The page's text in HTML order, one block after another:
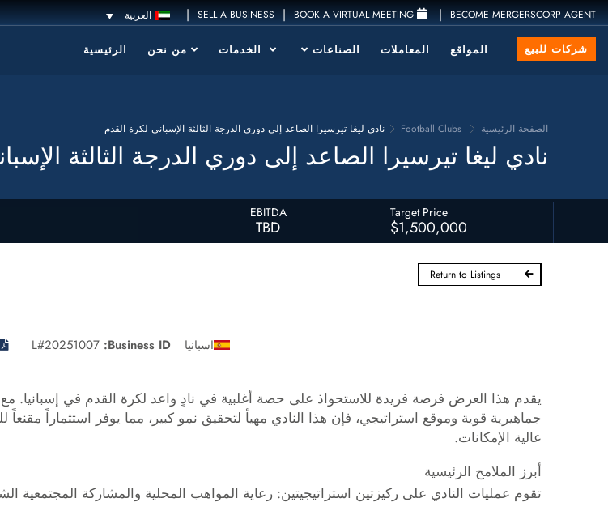
BECOME MERGERSCORP AGENT
|
BOOK A VIRTUAL MEETING
|
SELL A BUSINESS
| العربية
الرئيسية من نحن الخدمات الصناعات المعاملات المواقع شركات للبيع
الصفحة الرئيسية Football Clubs نادي ليغا تيرسيرا الصاعد إلى دوري الدرجة الثالثة الإسباني لكرة القدم
نادي ليغا تيرسيرا الصاعد إلى دوري الدرجة الثالثة
Target Price
$1,500,000
EBITDA
TBD
Return to Listings
اسبانيا Business ID:
يقدم هذا العرض فرصة فريدة للاستحواذ على حصة أغلبية في نادٍ واعد لكرة القدم في إسبانيا.
جماهيرية قوية وموقع استراتيجي، فإن هذا النادي مهيأ لتحقيق نمو كبير، مما يوفر استثماراً مقنعاً
عالية الإمكانات.
أبرز الملامح الرئيسية
تقوم عمليات النادي على ركيزتين استراتيجيتين: رعاية المواهب المحلية والمشاركة المجتمعية